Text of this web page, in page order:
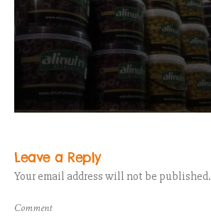
Leave a Reply
Your email address will not be published.
Comment